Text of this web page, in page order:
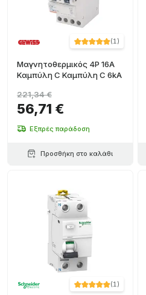
(1)
Μαγνητοθερμικός 4P 16A
Καμπύλη C Καμπύλη C 6kA
56,71 €
221,34 €
Εξπρές παράδοση
Προσθήκη στο καλάθι
(1)